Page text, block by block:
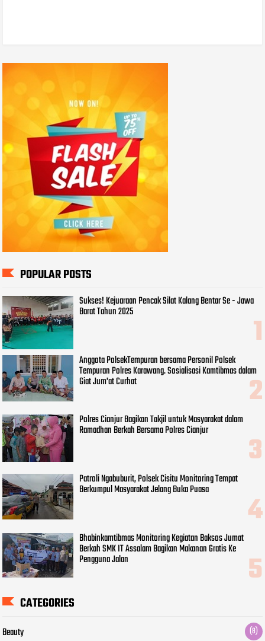
POPULAR POSTS
Sukses! Kejuaraan Pencak Silat Kalang Bentar Se - Jawa
Barat Tahun 2025
Anggota PolsekTempuran bersama Personil Polsek
Tempuran Polres Karawang. Sosialisasi Kamtibmas dalam
Giat Jum'at Curhat
Polres Cianjur Bagikan Takjil untuk Masyarakat dalam
Ramadhan Berkah Bersama Polres Cianjur
Patroli Ngabuburit, Polsek Cisitu Monitoring Tempat
Berkumpul Masyarakat Jelang Buka Puasa
Bhabinkamtibmas Monitoring Kegiatan Baksos Jumat
Berkah SMK IT Assalam Bagikan Makanan Gratis Ke
Pengguna Jalan
CATEGORIES
Beauty (8)